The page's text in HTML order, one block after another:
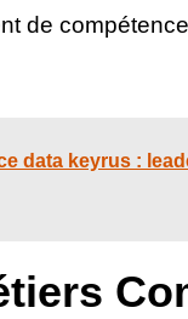
de
data keyrus :